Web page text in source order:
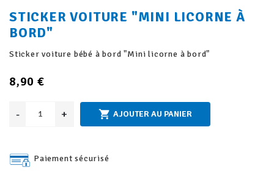
STICKER VOITURE "MINI LICORNE À
BORD"
Sticker voiture bébé à bord "Mini licorne à bord"
8,90 €
- +  AJOUTER AU PANIER
Paiement sécurisé